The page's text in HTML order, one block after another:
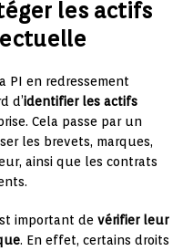
les actifs
PI en redressement
d’identifier les actifs
Cela passe par un
les brevets, marques,
ainsi que les contrats
important de vérifier leur
. En effet, certains droits